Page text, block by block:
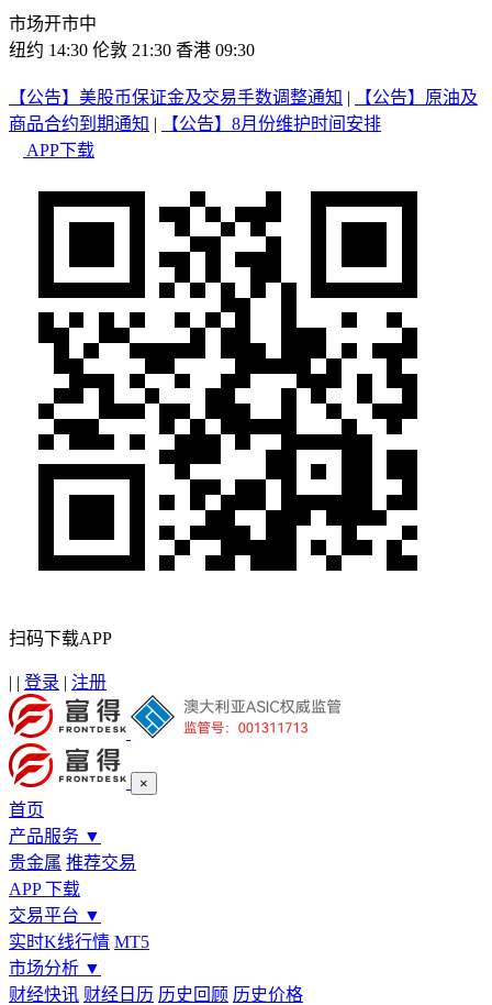
市场开市中
纽约 14:30 伦敦 21:30 香港 09:30
【公告】美股币保证金及交易手数调整通知 |
【公告】原油及
商品合约到期通知 |
【公告】8月份维护时间安排
APP下载
扫码下载APP
| | 登录 | 注册
×
首页
产品服务 ▼
贵金属 推荐交易
APP 下载
交易平台 ▼
实时K线行情 MT5
市场分析 ▼
财经快讯 财经日历 历史回顾 历史价格